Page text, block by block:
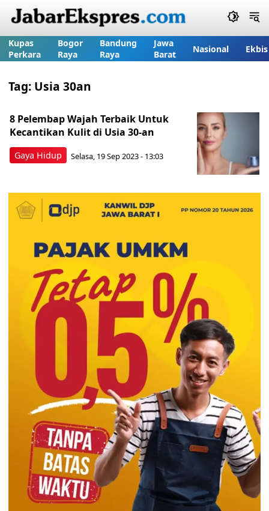
Kupas
Perkara
Bogor
Raya
Bandung
Raya
Jawa
Barat
Nasional Ekbis
Tag: Usia 30an
Gaya Hidup
8 Pelembap Wajah Terbaik Untuk
Kecantikan Kulit di Usia 30-an
Selasa, 19 Sep 2023 - 13:03